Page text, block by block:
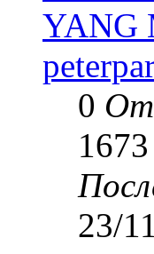
YANG
0
1673
23/